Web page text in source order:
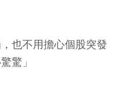
也不用擔心個股突發
驚」